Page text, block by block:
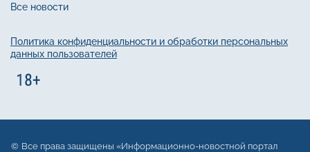
Все новости
Политика конфиденциальности и обработки персональных
данных пользователей
Все права защищены «Информационно-новостной портал